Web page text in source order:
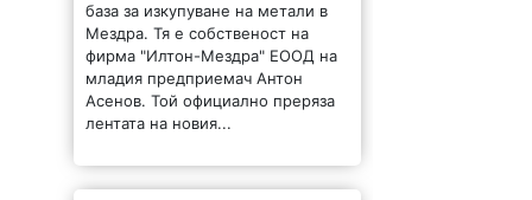
база за изкупуване на метали в
Мездра. Тя е собственост на
фирма "Илтон-Мездра" ЕООД на
младия предприемач Антон
Асенов. Той официално преряза
лентата на новия...